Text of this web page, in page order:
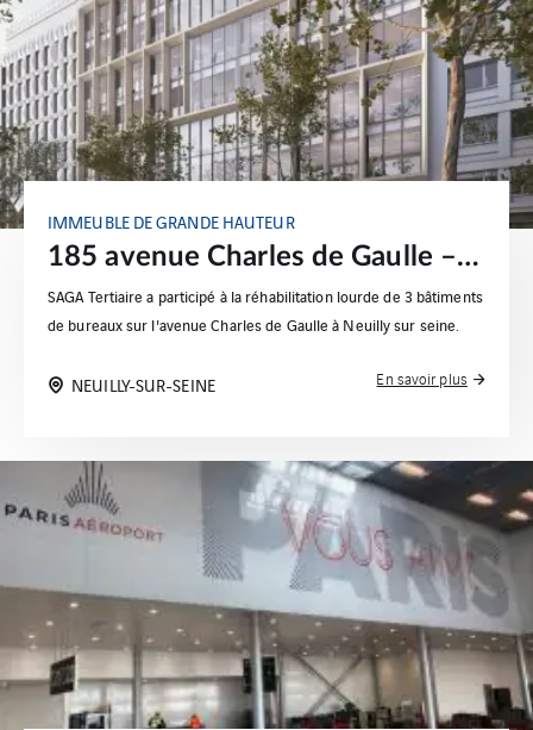
IMMEUBLE DE GRANDE HAUTEUR
185 avenue Charles de Gaulle – Neuilly-sur-Seine
SAGA Tertiaire a participé à la réhabilitation lourde de 3 bâtiments
de bureaux sur l'avenue Charles de Gaulle à Neuilly sur seine.
NEUILLY-SUR-SEINE En savoir plus